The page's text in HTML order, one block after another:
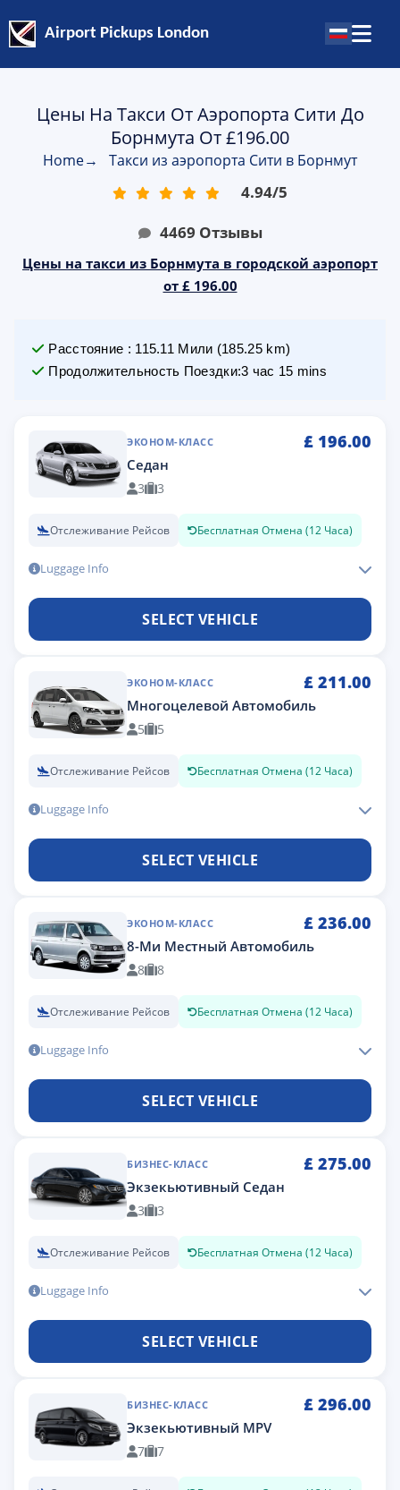
Airport Pickups London
Цены На Такси От Аэропорта Сити До
Борнмута От £196.00
Home→ Такси из аэропорта Сити в Борнмут
4.94/5
4469 Отзывы
Цены на такси из Борнмута в городской аэропорт
от £ 196.00
Расстояние : 115.11 Мили (185.25km)
Продолжительность Поездки:3 час 15 mins
ЭКОНОМ-КЛАСС £ 196.00
Седан
3 3
Отслеживание Рейсов Бесплатная Отмена (12 Часа)
Luggage Info
SELECT VEHICLE
ЭКОНОМ-КЛАСС £ 211.00
Многоцелевой Автомобиль
5 5
Отслеживание Рейсов Бесплатная Отмена (12 Часа)
Luggage Info
SELECT VEHICLE
ЭКОНОМ-КЛАСС £ 236.00
8-Ми Местный Автомобиль
8 8
Отслеживание Рейсов Бесплатная Отмена (12 Часа)
Luggage Info
SELECT VEHICLE
БИЗНЕС-КЛАСС £ 275.00
Экзекьютивный Седан
3 3
Отслеживание Рейсов Бесплатная Отмена (12 Часа)
Luggage Info
SELECT VEHICLE
БИЗНЕС-КЛАСС £ 296.00
Экзекьютивный MPV
7 7